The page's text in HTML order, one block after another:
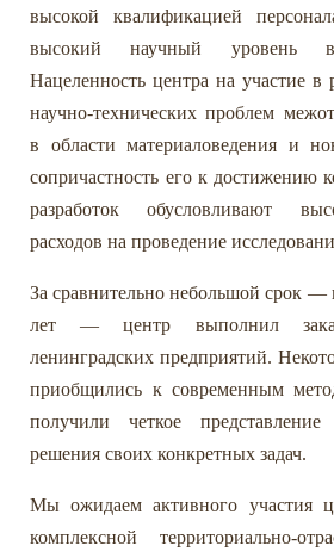
высокой квалификацией
высокий научный уровень
Нацеленность центра на участие
научно-технических проблем
в области материаловедения и
сопричастность его к достижению
разработок обусловливают
расходов на проведение
За сравнительно небольшой срок —
лет — центр выполнил
ленинградских предприятий.
приобщились к современным
получили четкое
решения своих конкретных задач.
Мы ожидаем активного участия
комплексной территориально-